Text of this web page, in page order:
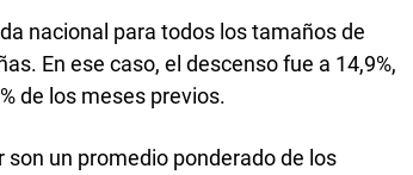
nacional para todos los tamaños de
En ese caso, el descenso fue a 14,9%,
de los meses previos.
un promedio ponderado de los